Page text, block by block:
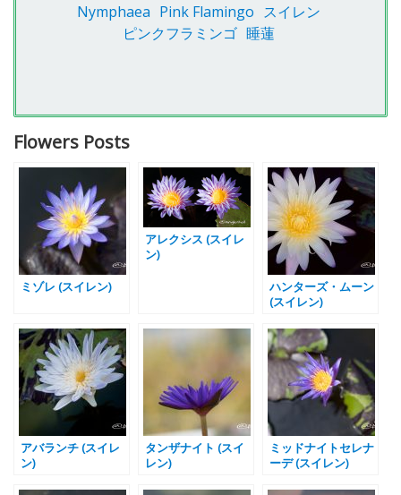
Nymphaea Pink Flamingo スイレン
ピンクフラミンゴ 睡蓮
Flowers Posts
ミゾレ (スイレン)
アレクシス (スイレ
ン)
ハンターズ・ムーン
(スイレン)
アバランチ (スイレ
ン)
タンザナイト (スイ
レン)
ミッドナイトセレナ
ーデ (スイレン)